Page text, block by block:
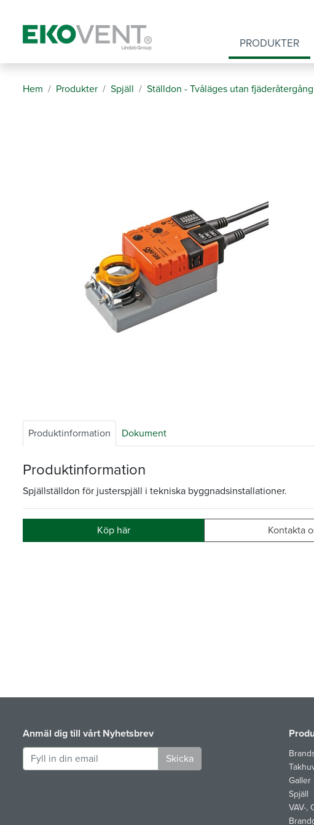
PRODUKTER
Hem Produkter Spjäll Ställdon - Tvåläges utan fjäderåtergång
Produktinformation Dokument
Produktinformation
Spjällställdon för justerspjäll i tekniska byggnadsinstallationer.
Köp här Kontakta
Anmäl dig till vårt Nyhetsbrev
Skicka
Galler
Spjäll
VAV-,